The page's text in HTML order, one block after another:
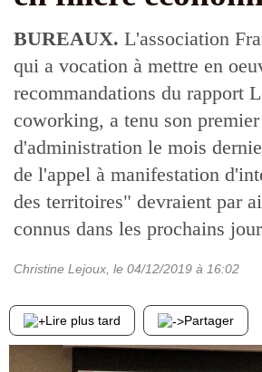
BUREAUX. L'association
qui a vocation à mettre en
recommandations du rapport
coworking, a tenu son
d'administration le mois
de l'appel à manifestation
des territoires" devraient par
connus dans les prochains
Christine Lejoux , le 04/12/2019 à 16:02
Lire plus tard Partager